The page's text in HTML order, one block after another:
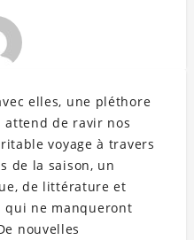
elles, une pléthore
de ravir nos
voyage à travers
de la saison, un
de littérature et
qui ne manqueront
nouvelles